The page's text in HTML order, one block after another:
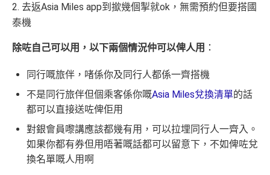
C. 《超級10周年限定版》盲盒：
申請渣打國泰Mastercard後，即可自動參加盲盒抽獎，並
於10月11日或之前獲批卡更保證100%有獎！盲盒獎賞超
豐富，有過萬份獎品、 合共3,000萬里數等你抽：
✈️ 1,000,000里數大獎 (夠換4張歐洲商務艙 及 4張日本
🍎 超過HK$200萬Apple Gift Card (面值 HK$10,000/ H
K$5,000/ HK$2,000)；
基本里數同埋近新里數存入時間有啲唔同，詳情睇返渣打
Asia Miles迎新
額外里數將會於信用卡獲發出後5個月內加入指定的國
泰會員賬戶內。
請到渣打國泰卡）
B. 渣打信用卡現有客戶：
渣打信用卡現有客戶**一定要
1000」 申請渣打國泰Mastercard： MrMiles.hk/cathay-
✅申請完填MrMiles.hk/cathay-card-form賺多HK$20
0獎賞+新會員38里賞金
✅成功批卡後首兩個月內，簽滿指定金額可以賺以下
迎新里數：
簽HK$5,000：賺高達10,000里數(HK$0.5=1里)
2. 去返Asia Miles app到撳幾個掣就ok，無需預約但要搭國
泰機
除咗自己可以用，以下兩個情況仲可以俾人用 ：
同行嘅旅伴，啫係你及同行人都係一齊搭機
不是同行旅伴但個乘客係你嘅Asia Miles兌換清單的話
都可以直接送咗俾佢用
對銀會員嚟講應該都幾有用，可以拉埋同行人一齊入。
如果你都有券但用唔著嘅話都可以留意下，不如俾咗兌
換名單嘅人用啊